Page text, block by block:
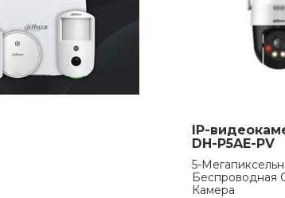
IP-
DH-P5AE-PV
5-
Беспроводная
Камера